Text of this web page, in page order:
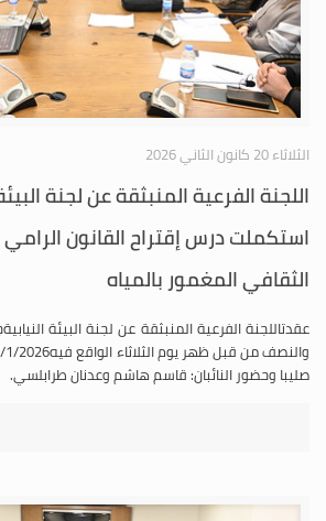
الثلاثاء 20 كانون الثاني 2026
اللجنة الفرعية المنبثقة عن لجنة
استكملت درس إقتراح القانون الرامي
الثقافي المغمور بالمياه
عقدتاللجنة الفرعية المنبثقة عن لجنة البيئة
صليبا وحضور النائبان: قاسم هاشم وعدنان طرابلسي.